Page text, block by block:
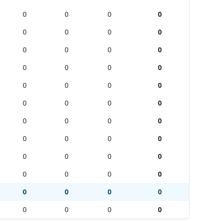
0 0 0
0
0 0 0
0
0 0 0
0
0 0 0
0
0 0 0
0
0 0 0
0
0 0 0
0
0 0 0
0
0 0 0
0
0 0 0
0
0 0 0
0
0 0 0 0